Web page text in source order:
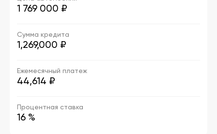
1 769 000 ₽
Сумма кредита
1,269,000 ₽
Ежемесячный платеж
44,614 ₽
Процентная ставка
16 %